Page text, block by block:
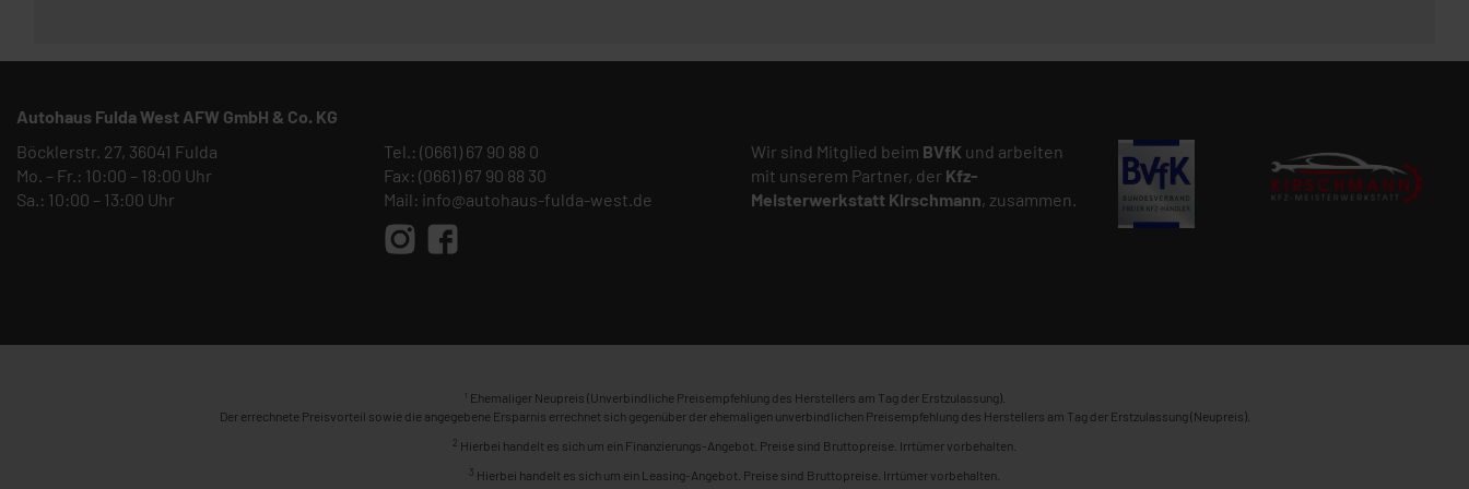
Autohaus Fulda West AFW GmbH & Co. KG
Böcklerstr. 27, 36041 Fulda
Mo. – Fr.: 10:00 – 18:00 Uhr
Sa.: 10:00 – 13:00 Uhr
Tel.: (0661) 67 90 88 0
Fax: (0661) 67 90 88 30
Mail: info@autohaus-fulda-west.de
Wir sind Mitglied beim BVfK und arbeiten
mit unserem Partner, der Kfz-
Meisterwerkstatt Kirschmann, zusammen.
1 Ehemaliger Neupreis (Unverbindliche Preisempfehlung des Herstellers am Tag der Erstzulassung).
Der errechnete Preisvorteil sowie die angegebene Ersparnis errechnet sich gegenüber der ehemaligen unverbindlichen Preisempfehlung des Herstellers am Tag der Erstzulassung (Neupreis).
2 Hierbei handelt es sich um ein Finanzierungs-Angebot. Preise sind Bruttopreise. Irrtümer vorbehalten.
3 Hierbei handelt es sich um ein Leasing-Angebot. Preise sind Bruttopreise. Irrtümer vorbehalten.